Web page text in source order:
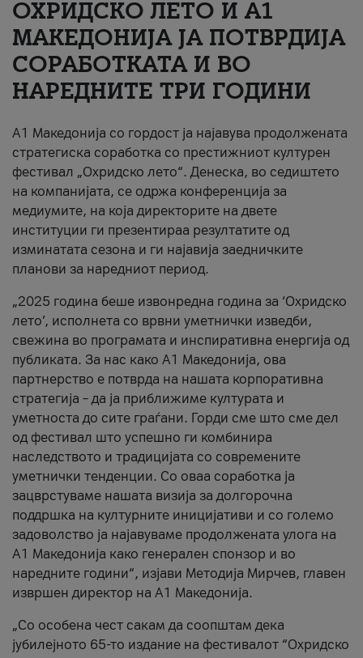
#ПодобарОнлајн
ОХРИДСКО ЛЕТО И A1
МАКЕДОНИЈА ЈА ПОТВРДИЈА
СОРАБОТКАТА И ВО
НАРЕДНИТЕ ТРИ ГОДИНИ
A1 Македонија со гордост ја најавува продолжената
стратегиска соработка со престижниот културен
фестивал „Охридско лето“. Денеска, во седиштето
на компанијата, се одржа конференција за
медиумите, на која директорите на двете
институции ги презентираа резултатите од
изминатата сезона и ги најавија заедничките
планови за наредниот период.
„2025 година беше извонредна година за ‘Охридско
лето’, исполнета со врвни уметнички изведби,
свежина во програмата и инспиративна енергија од
публиката. За нас како A1 Македонија, ова
партнерство е потврда на нашата корпоративна
стратегија – да ја приближиме културата и
уметноста до сите граѓани. Горди сме што сме дел
од фестивал што успешно ги комбинира
наследството и традицијата со современите
уметнички тенденции. Со оваа соработка ја
зацврстуваме нашата визија за долгорочна
поддршка на културните иницијативи и со големо
задоволство ја најавуваме продолжената улога на
A1 Македонија како генерален спонзор и во
наредните години“, изјави Методија Мирчев, главен
извршен директор на A1 Македонија.
„Со особена чест сакам да соопштам дека
јубилејното 65-то издание на фестивалот “Охридско